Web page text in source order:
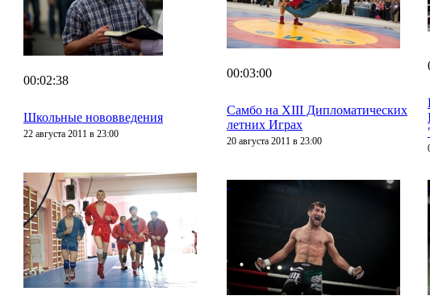
00:02:38
Школьные нововведения
22 августа 2011 в 23:00
00:03:00
Самбо на XIII Дипломатических
летних Играх
20 августа 2011 в 23:00